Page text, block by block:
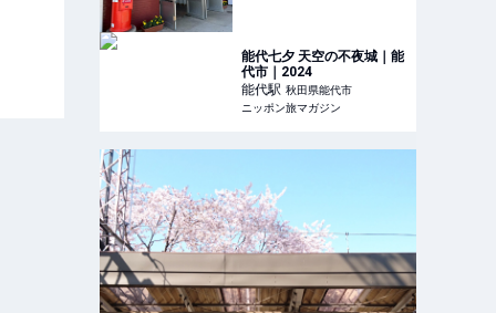
能代七夕 天空の不夜城｜能
代市｜2024
能代駅 秋田県能代市
ニッポン旅マガジン